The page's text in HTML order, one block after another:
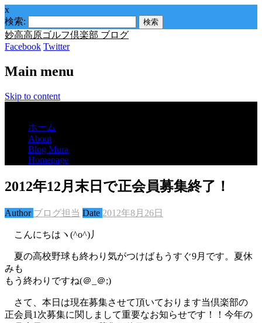
x
検索:
妙高高原ゴルフ倶楽部 ブログ
Facebook Twitter
Main menu
Skip to content
ホーム
About
Blog Mura
Homepage
2012年12月末日で正会員募集終了！
Author ブログ担当 Date 2012年8月26日
こんにちはヽ(^o^)丿
夏の高校野球も終わり気がつけばもうすぐ9月です。夏休
みも
もう終わりですね(＠_＠;)
さて、本日は現在募集させて頂いております当倶楽部の
正会員1次募集に関しまして重要なお知らせです！！今年の